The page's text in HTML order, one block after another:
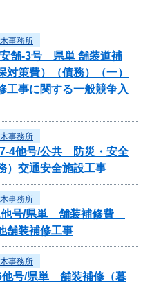
事務所
安舗-3号 県単 舗装道補
策費）（債務）（一）
事に関する一般競争入
事務所
4他号/公共 防災・安全
）交通安全施設工事
事務所
他号/県単 舗装補修費
舗装補修工事
事務所
他号/県単 舗装補修（暮